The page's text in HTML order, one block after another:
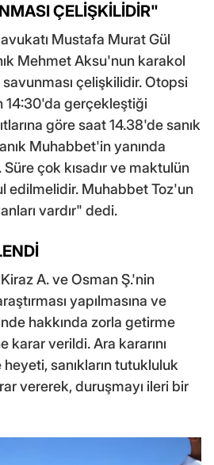
ÇELİŞKİLİDİR"
Mustafa Murat Gül
Mehmet Aksu'nun karakol
çelişkilidir. Otopsi
14:30'da gerçekleştiği
göre saat 14.38'de sanık
Muhabbet'in yanında
Süre çok kısadır ve maktulün
edilmelidir. Muhabbet Toz'un
vardır" dedi.
A. ve Osman Ş.'nin
yapılmasına ve
hakkında zorla getirme
karar verildi. Ara kararını
sanıkların tutukluluk
vererek, duruşmayı ileri bir